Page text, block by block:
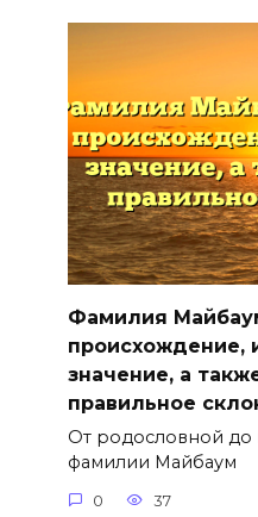
Фамилия
происхождение,
значение, а
правильное
От родословной до
фамилии Майбаум
0 37